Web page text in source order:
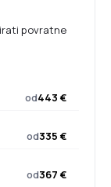
povratne
od443 €
od335 €
od367 €